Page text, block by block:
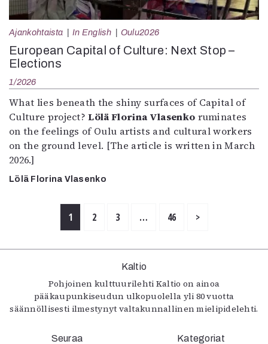
Ajankohtaista In English Oulu2026
European Capital of Culture: Next Stop –
Elections
1/2026
What lies beneath the shiny surfaces of Capital of
Culture project?Lölä Florina Vlasenko ruminates
on the feelings of Oulu artists and cultural workers
on the ground level. [The article is written in March
2026.]
Lölä Florina Vlasenko
1 2 3 … 46 >
Kaltio
Pohjoinen kulttuurilehti Kaltio on ainoa
pääkaupunkiseudun ulkopuolella yli 80 vuotta
säännöllisesti ilmestynyt valtakunnallinen mielipidelehti.
Seuraa Kategoriat